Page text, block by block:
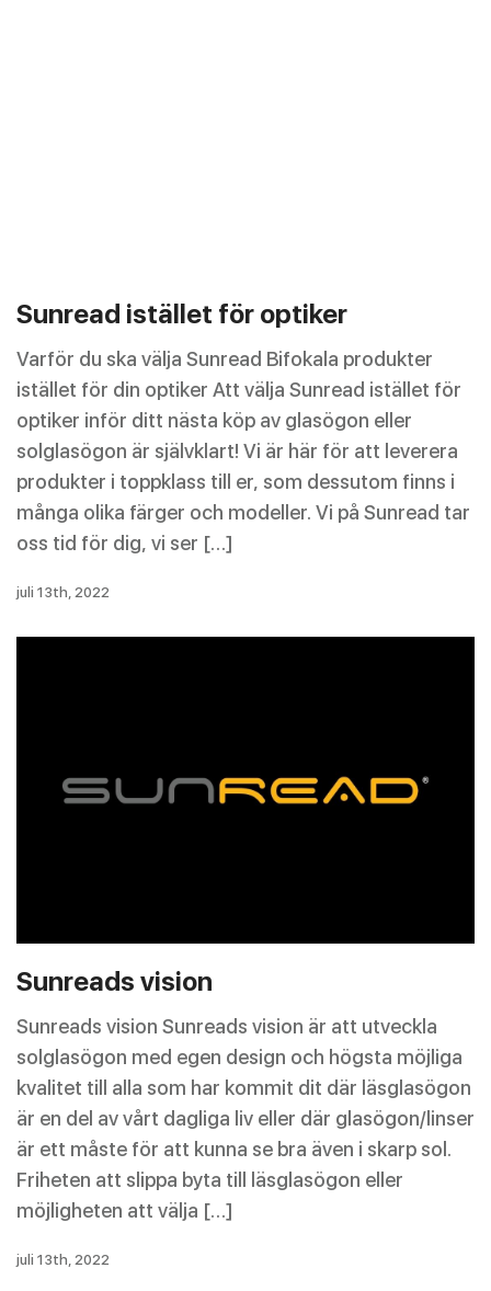
Sunread istället för optiker
Varför du ska välja Sunread Bifokala produkter
istället för din optiker Att välja Sunread istället för
optiker inför ditt nästa köp av glasögon eller
solglasögon är självklart! Vi är här för att leverera
produkter i toppklass till er, som dessutom finns i
många olika färger och modeller. Vi på Sunread tar
oss tid för dig, vi ser […]
juli 13th, 2022
Sunreads vision
Sunreads vision Sunreads vision är att utveckla
solglasögon med egen design och högsta möjliga
kvalitet till alla som har kommit dit där läsglasögon
är en del av vårt dagliga liv eller där glasögon/linser
är ett måste för att kunna se bra även i skarp sol.
Friheten att slippa byta till läsglasögon eller
möjligheten att välja […]
juli 13th, 2022